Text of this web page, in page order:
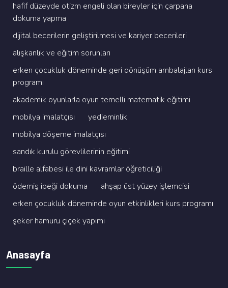
hafi̇f düzeyde oti̇zm engeli̇ olan bi̇reyler i̇çi̇n çarpana
dokuma yapma
di̇ji̇tal beceri̇leri̇n geli̇şti̇ri̇lmesi̇ ve kari̇yer beceri̇leri̇
alişkanlik ve eği̇ti̇m sorunlari
erken çocukluk dönemi̇nde geri̇ dönüşüm ambalajlari kurs
programi
akademi̇k oyunlarla oyun temelli̇ matemati̇k eği̇ti̇mi̇
mobi̇lya i̇malatçisi
yedi̇emi̇nli̇k
mobi̇lya döşeme i̇malatçisi
sandik kurulu görevli̇leri̇ni̇n eği̇ti̇mi̇
brai̇lle alfabesi̇ i̇le di̇ni̇ kavramlar öğreti̇ci̇li̇ği̇
ödemi̇ş i̇peği̇ dokuma
ahşap üst yüzey i̇şlemci̇si̇
erken çocukluk dönemi̇nde oyun etki̇nli̇kleri̇ kurs programi
şeker hamuru çi̇çek yapimi
Anasayfa